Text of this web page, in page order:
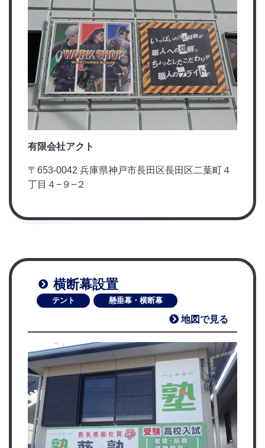
有限会社アクト
〒653-0042 兵庫県神戸市長田区長田区二葉町４
丁目４−９−２
横断幕設置
テント 懸垂幕・横断幕
地図で見る